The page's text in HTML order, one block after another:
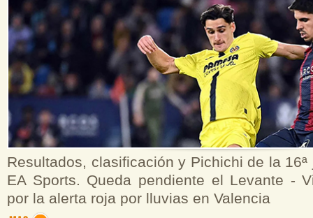
Resultados, clasificación y Pichichi de la
EA Sports. Queda pendiente el Levante -
por la alerta roja por lluvias en Valencia